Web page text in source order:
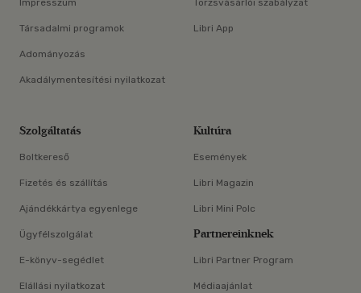
Impresszum
Társadalmi programok
Adományozás
Akadálymentesítési nyilatkozat
Törzsvásárlói szabályzat
Libri App
Szolgáltatás
Boltkereső
Fizetés és szállítás
Ajándékkártya egyenlege
Ügyfélszolgálat
E-könyv-segédlet
Elállási nyilatkozat
Kultúra
Események
Libri Magazin
Libri Mini Polc
Partnereinknek
Libri Partner Program
Médiaajánlat